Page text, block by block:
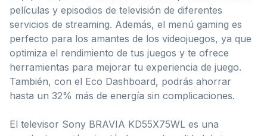
películas y episodios de televisión de diferentes
servicios de streaming. Además, el menú gaming es
perfecto para los amantes de los videojuegos, ya que
optimiza el rendimiento de tus juegos y te ofrece
herramientas para mejorar tu experiencia de juego.
También, con el Eco Dashboard, podrás ahorrar
hasta un 32% más de energía sin complicaciones.
El televisor Sony BRAVIA KD55X75WL es una